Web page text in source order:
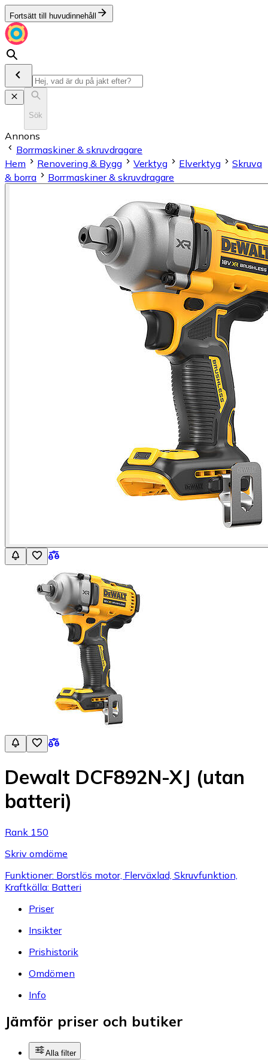
Fortsätt till huvudinnehåll
Sök
Annons
Borrmaskiner & skruvdragare
Hem
Renovering & Bygg Verktyg Elverktyg
Skruva
& borra
Borrmaskiner & skruvdragare
Dewalt DCF892N-XJ (utan
batteri)
Rank 150
Skriv omdöme
Funktioner: Borstlös motor, Flerväxlad, Skruvfunktion,
Kraftkälla: Batteri
Priser
Insikter
Prishistorik
Omdömen
Info
Jämför priser och butiker
Alla filter